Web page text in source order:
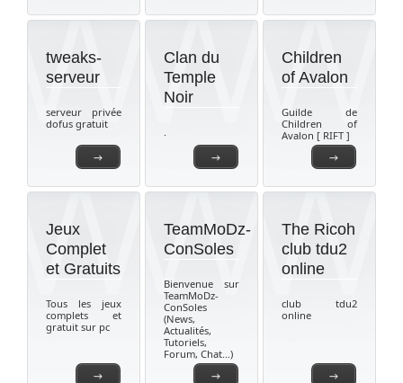
→
tweaks-
serveur
serveur privée
dofus gratuit
→
Clan du
Temple
Noir
.
→
Children
of Avalon
Guilde de
Children of
Avalon [ RIFT ]
→
Jeux
Complet
et Gratuits
Tous les jeux
complets et
gratuit sur pc
→
TeamMoDz-
ConSoles
Bienvenue sur
TeamMoDz-
ConSoles
(News,
Actualités,
Tutoriels,
Forum, Chat...)
→
The Ricoh
club tdu2
online
club tdu2
online